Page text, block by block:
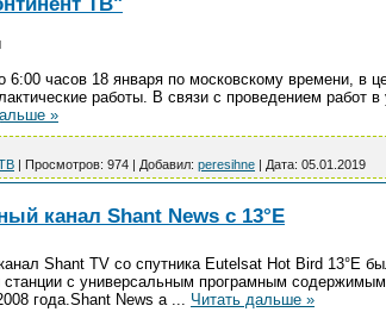
6:00 часов 18 января по московскому времени, в
работы. В связи с проведением работ
»
| Просмотров: 974 | Добавил: peresihne | Дата: 05.01.2019
канал Shant News с 13°E
Shant TV со спутника Eutelsat Hot Bird 13°E
станции с универсальным програмным
года.Shant News а ... Читать дальше »